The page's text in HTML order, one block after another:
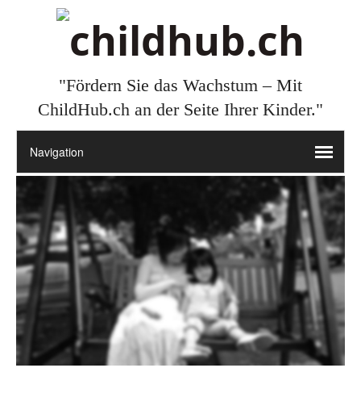
"Fördern Sie das Wachstum – Mit
ChildHub.ch an der Seite Ihrer Kinder."